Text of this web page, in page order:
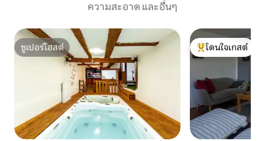
ความสะอาด และอื่นๆ
ซูเปอร์โฮสต์
ซูเปอร์โฮสต์
โดนใจเกสต์ที่สุด
โดนใจเกสต์